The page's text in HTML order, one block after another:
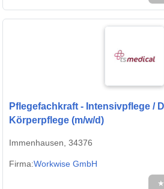
Pflegefachkraft - Intensivpflege /
Körperpflege (m/w/d)
Immenhausen, 34376
Firma:Workwise GmbH
★